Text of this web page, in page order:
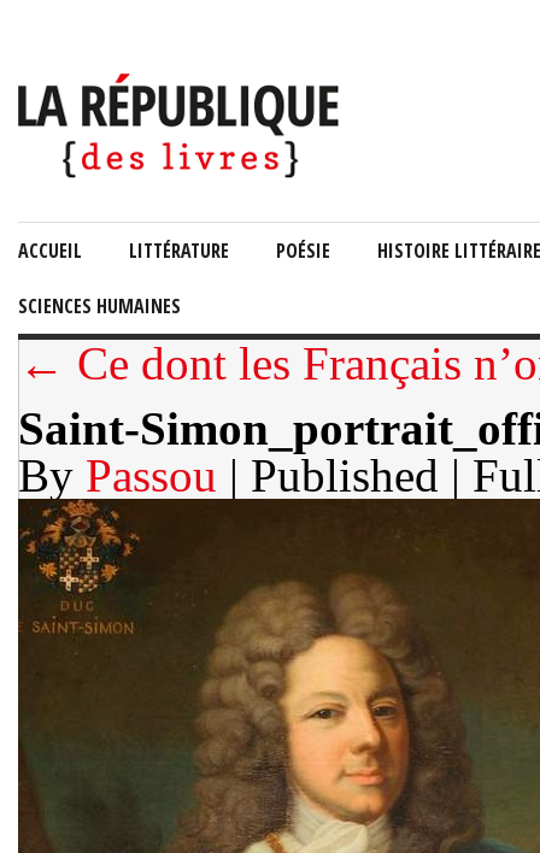
ACCUEIL LITTÉRATURE POÉSIE HISTOIRE LITTÉRAIRE
SCIENCES HUMAINES
← Ce dont les Français
Saint-
By Passou | Published |